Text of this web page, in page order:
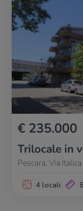
€ 235.000
Trilocale in
Pescara, Via
4 locali